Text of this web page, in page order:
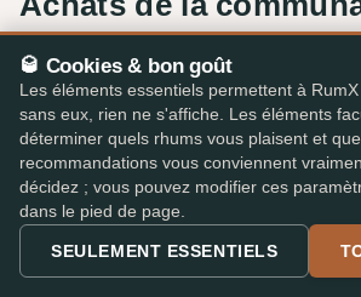
+12 achatsau cours des 3
Ajoutées aux collections, 12 derniers mois
sont les 3 derniers.
🥃 Cookies & bon goût
Les éléments essentiels permettent à
sans eux, rien ne s'affiche. Les éléments
déterminer quels rhums vous plaisent et
recommandations vous conviennent
décidez ; vous pouvez modifier ces
dans le pied de page.
SEULEMENT ESSENTIELS